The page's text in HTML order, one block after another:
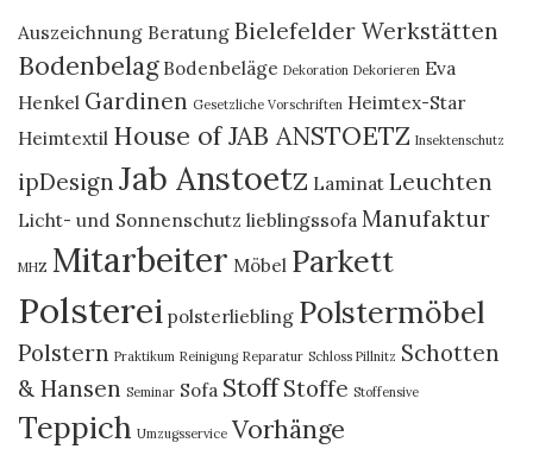
Auszeichnung Beratung Bielefelder Werkstätten
Bodenbelag Bodenbeläge Dekoration Dekorieren Eva
Henkel Gardinen Gesetzliche Vorschriften Heimtex-Star
Heimtextil House of JAB ANSTOETZ Insektenschutz
ipDesign Jab Anstoetz Laminat Leuchten
Licht- und Sonnenschutz lieblingssofa Manufaktur
MHZ Mitarbeiter Möbel Parkett
Polsterei polsterliebling Polstermöbel
Polstern Praktikum Reinigung Reparatur Schloss Pillnitz Schotten
& Hansen Seminar Sofa Stoff Stoffe Stoffensive
Teppich Umzugsservice Vorhänge